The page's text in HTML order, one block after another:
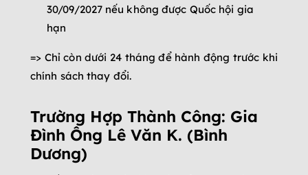
30/09/2027 nếu không được Quốc hội gia
hạn
=> Chỉ còn dưới 24 tháng để hành động trước khi
chính sách thay đổi.
Trường Hợp Thành Công: Gia
Đình Ông Lê Văn K. (Bình
Dương)